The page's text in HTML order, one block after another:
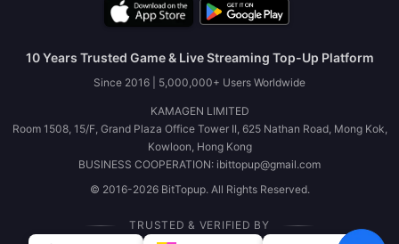
10 Years Trusted Game & Live Streaming Top-Up Platform
Since 2016 | 5,000,000+ Users Worldwide
KAMAGEN LIMITED
Room 1508, 15/F, Grand Plaza Office Tower II, 625 Nathan Road, Mong Kok,
Kowloon, Hong Kong
BUSINESS COOPERATION: ibittopup@gmail.com
© 2016-2026 BitTopup. All Rights Reserved.
TRUSTED & VERIFIED BY